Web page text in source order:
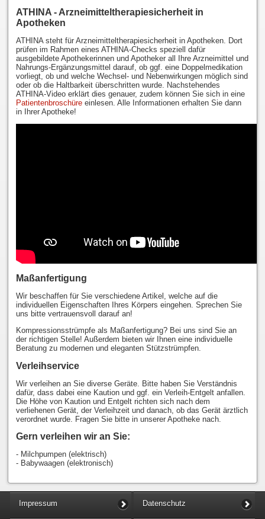
ATHINA - Arzneimitteltherapiesicherheit in
Apotheken
ATHINA steht für Arzneimitteltherapiesicherheit in Apotheken. Dort
prüfen im Rahmen eines ATHINA-Checks speziell dafür
ausgebildete Apothekerinnen und Apotheker all Ihre Arzneimittel und
Nahrungs-Ergänzungsmittel darauf, ob ggf. eine Doppelmedikation
vorliegt, ob und welche Wechsel- und Nebenwirkungen möglich sind
oder ob die Haltbarkeit überschritten wurde. Nachstehendes
ATHINA-Video erklärt dies genauer, zudem können Sie sich in eine
Patientenbroschüreeinlesen. Alle Informationen erhalten Sie dann
in Ihrer Apotheke!
Maßanfertigung
Wir beschaffen für Sie verschiedene Artikel, welche auf die
individuellen Eigenschaften Ihres Körpers eingehen. Sprechen Sie
uns bitte vertrauensvoll darauf an!
Kompressionsstrümpfe als Maßanfertigung? Bei uns sind Sie an
der richtigen Stelle! Außerdem bieten wir Ihnen eine individuelle
Beratung zu modernen und eleganten Stützstrümpfen.
Verleihservice
Wir verleihen an Sie diverse Geräte. Bitte haben Sie Verständnis
dafür, dass dabei eine Kaution und ggf. ein Verleih-Entgelt anfallen.
Die Höhe von Kaution und Entgelt richten sich nach dem
verliehenen Gerät, der Verleihzeit und danach, ob das Gerät ärztlich
verordnet wurde. Fragen Sie bitte in unserer Apotheke nach.
Gern verleihen wir an Sie:
- Milchpumpen (elektrisch)
- Babywaagen (elektronisch)
Impressum Datenschutz